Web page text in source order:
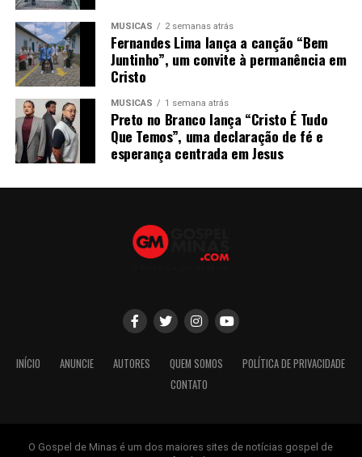
MÚSICAS 2 semanas atrás
Fernandes Lima lança a canção “Bem
Juntinho”, um convite à permanência em
Cristo
MÚSICAS 1 semana atrás
Preto no Branco lança “Cristo É Tudo
Que Temos”, uma declaração de fé e
esperança centrada em Jesus
INÍCIO ANUNCIE AUTORES QUEM SOMOS
POLÍTICA DE PRIVACIDADE
CONTATO
O Gospel de Minas é um dos maiores sites de notícias gospel de